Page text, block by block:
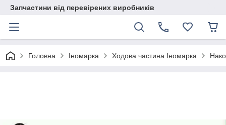
Запчастини від перевірених виробників
Головна Іномарка Ходова частина Іномарка